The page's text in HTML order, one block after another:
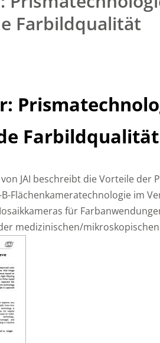
Farbildqualität
Farbildqualität
JAI beschreibt die Vorteile der
B-Flächenkameratechnologie im
für
medizinischen/